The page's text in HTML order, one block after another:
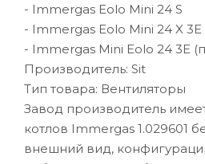
- Immergas Eolo Mini 24 S
- Immergas Eolo Mini 24 X 3E
- Immergas Mini Eolo 24 3E
Производитель: Sit
Тип товара: Вентиляторы
Завод производитель
котлов Immergas 1.029601
внешний вид,